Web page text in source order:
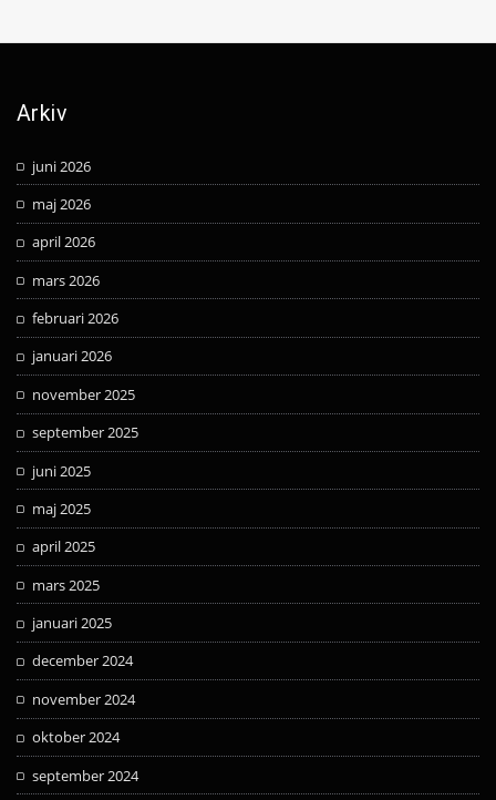
Arkiv
juni 2026
maj 2026
april 2026
mars 2026
februari 2026
januari 2026
november 2025
september 2025
juni 2025
maj 2025
april 2025
mars 2025
januari 2025
december 2024
november 2024
oktober 2024
september 2024